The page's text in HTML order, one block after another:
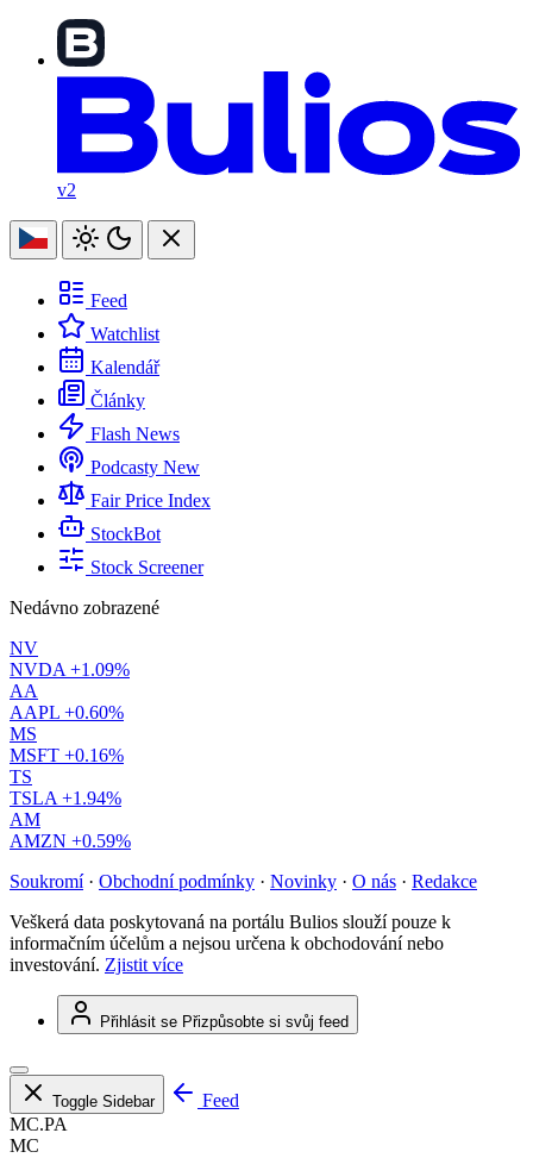
v2
Feed
Watchlist
Kalendář
Články
Flash News
Podcasty New
Fair Price Index
StockBot
Stock Screener
Nedávno zobrazené
NV
NVDA +1.09%
AA
AAPL +0.60%
MS
MSFT +0.16%
TS
TSLA +1.94%
AM
AMZN +0.59%
Soukromí · Obchodní podmínky · Novinky · O nás · Redakce
Veškerá data poskytovaná na portálu Bulios slouží pouze k
informačním účelům a nejsou určena k obchodování nebo
investování. Zjistit více
Přihlásit se Přizpůsobte si svůj feed
Toggle Sidebar
Feed
MC.PA
MC